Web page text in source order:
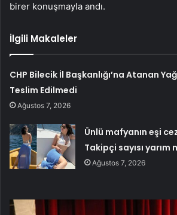
birer konuşmayla andı.
İlgili Makaleler
CHP Bilecik İl Başkanlığı’na Atanan
Teslim Edilmedi
Ağustos 7, 2026
Ünlü mafyanın eşi
Takipçi sayısı
Ağustos 7, 2026